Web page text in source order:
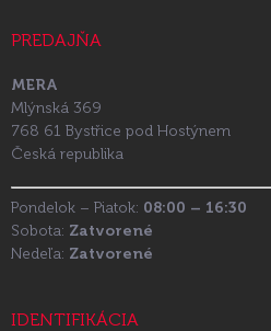
PREDAJŇA
MERA
Mlýnská 369
768 61 Bystřice pod Hostýnem
Česká republika
Pondelok – Piatok: 08:00 – 16:30
Sobota: Zatvorené
Nedeľa: Zatvorené
IDENTIFIKÁCIA